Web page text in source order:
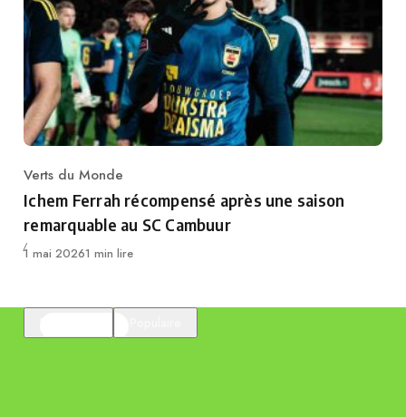
Category
Verts du Monde
Ichem Ferrah récompensé après une saison
remarquable au SC Cambuur
Publié
1 mai 20261 min lire